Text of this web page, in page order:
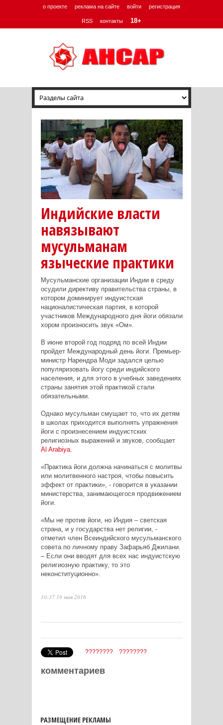
о проекте реклама на сайте войти регистрация
RSS контакты 18+
Индийские власти
навязывают
мусульманам
языческие практики
Мусульманские организации Индии в среду
осудили директиву правительства страны, в
котором доминирует индуистская
националистическая партия, в которой
участников Международного дня йоги обязали
хором произносить звук «Ом».
В июне второй год подряд по всей Индии
пройдет Международный день йоги. Премьер-
министр Нарендра Моди задался целью
популяризовать йогу среди индийского
населения, и для этого в учебных заведениях
страны занятия этой практикой стали
обязательными.
Однако мусульман смущает то, что их детям
в школах приходится выполнять упражнения
йоги с произнесением индуистских
религиозных выражений и звуков, сообщает
Al Arabiya.
«Практика йоги должна начинаться с молитвы
или молитвенного настроя, чтобы повысить
эффект от практики», - говорится в указании
министерства, занимающегося продвижением
йоги.
«Мы не против йоги, но Индия – светская
страна, и у государства нет религии, -
отметил член Всеиндийского мусульманского
совета по личному праву Зафарьяб Джилани.
– Если они вводят для всех нас индуистскую
религиозную практику, то это
неконституционно».
10:37 19 мая 2016
???????? ????????
комментариев
РАЗМЕЩЕНИЕ РЕКЛАМЫ